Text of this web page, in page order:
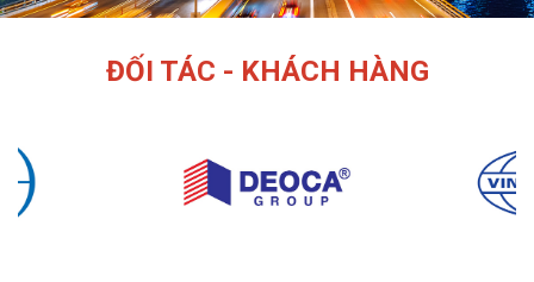
ĐỐI TÁC - KHÁCH HÀNG